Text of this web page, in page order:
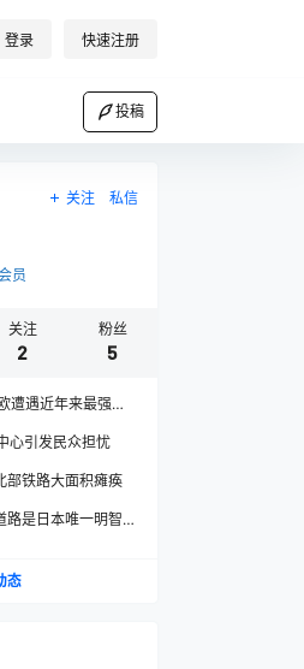
登录 快速注册
投稿
关注 私信
员
关注
2
粉丝
5
遭遇近年来最强热
心引发民众担忧
部铁路大面积瘫痪
路是日本唯一明智
态